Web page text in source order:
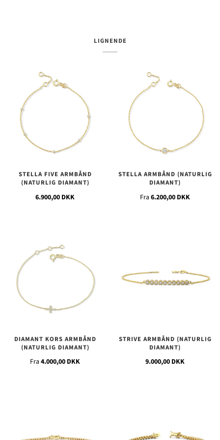
LIGNENDE
STELLA FIVE ARMBÅND
(NATURLIG DIAMANT)
6.900,00 DKK
STELLA ARMBÅND (NATURLIG
DIAMANT)
Fra 6.200,00 DKK
DIAMANT KORS ARMBÅND
(NATURLIG DIAMANT)
Fra 4.000,00 DKK
STRIVE ARMBÅND (NATURLIG
DIAMANT)
9.000,00 DKK